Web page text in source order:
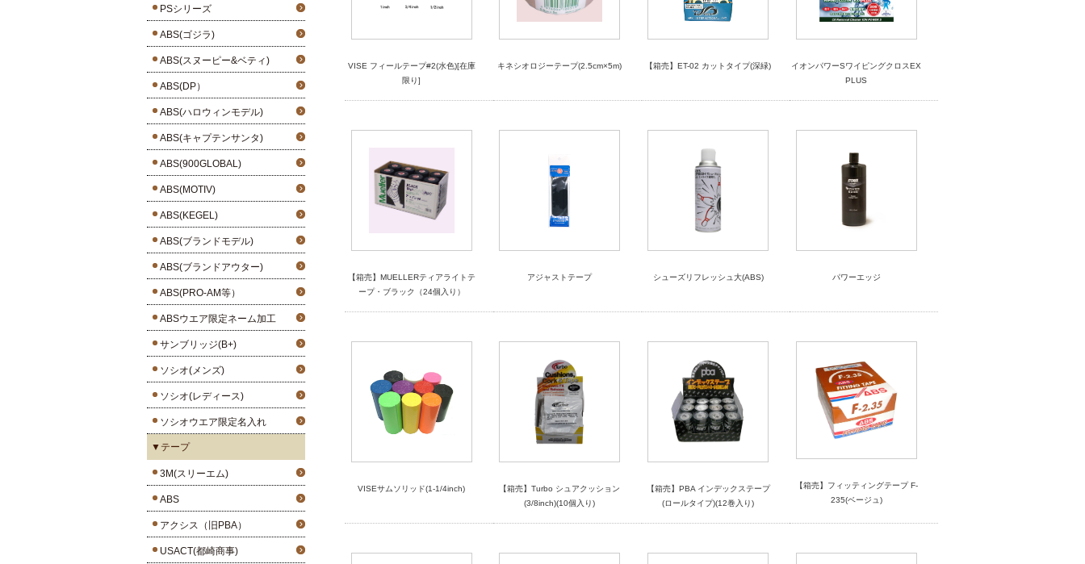
PSシリーズ
ABS(ゴジラ)
ABS(スヌーピー&ベティ)
ABS(DP）
ABS(ハロウィンモデル)
ABS(キャプテンサンタ)
ABS(900GLOBAL)
ABS(MOTIV)
ABS(KEGEL)
ABS(ブランドモデル)
ABS(ブランドアウター)
ABS(PRO-AM等）
ABSウエア限定ネーム加工
サンブリッジ(B+)
ソシオ(メンズ)
ソシオ(レディース)
ソシオウエア限定名入れ
▼テープ
3M(スリーエム)
ABS
アクシス（旧PBA）
USACT(都崎商事)
VISE フィールテープ#2(水色)[在庫
限り]
キネシオロジーテープ(2.5cm×5m) 【箱売】ET-02 カットタイプ(深緑)
イオンパワーSワイピングクロスEX
PLUS
【箱売】MUELLERティアライトテ
ープ・ブラック（24個入り）
アジャストテープ シューズリフレッシュ大(ABS) パワーエッジ
VISEサムソリッド(1-1/4inch)
【箱売】Turbo シュアクッション
(3/8inch)(10個入り)
【箱売】PBA インデックステープ
(ロールタイプ)(12巻入り)
【箱売】フィッティングテープ F-
235(ベージュ)